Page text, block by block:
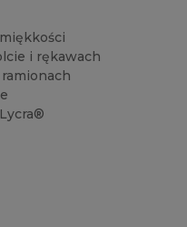
i rękawach